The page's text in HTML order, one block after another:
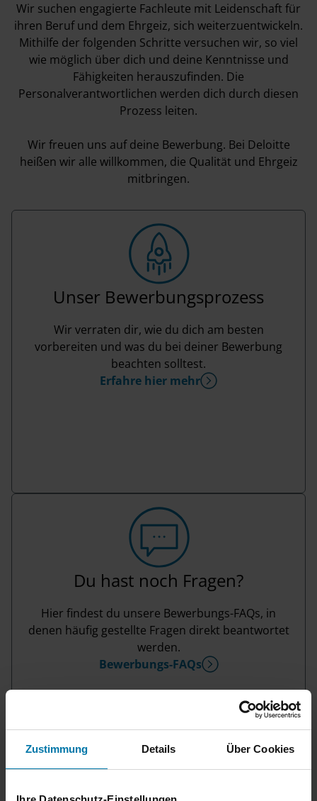
Zustimmung Details Über Cookies
Wir suchen engagierte Fachleute mit Leidenschaft für
ihren Beruf und dem Ehrgeiz, sich weiterzuentwickeln.
Mithilfe der folgenden Schritte versuchen wir, so viel
wie möglich über dich und deine Kenntnisse und
Fähigkeiten herauszufinden. Die
Personalverantwortlichen werden dich durch diesen
Prozess leiten.
Wir freuen uns auf deine Bewerbung. Bei Deloitte
heißen wir alle willkommen, die Qualität und Ehrgeiz
mitbringen.
Unser Bewerbungsprozess
Wir verraten dir, wie du dich am besten
vorbereiten und was du bei deiner Bewerbung
beachten solltest.
Erfahre hier mehr
Du hast noch Fragen?
Hier findest du unsere Bewerbungs-FAQs, in
denen häufig gestellte Fragen direkt beantwortet
werden.
Bewerbungs-FAQs